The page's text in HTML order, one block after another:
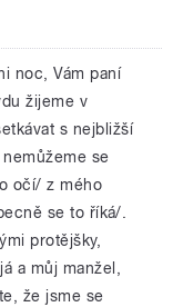
noc, Vám paní
žijeme v
s nejbližší
se
očí/ z mého
se to říká/.
protějšky,
a můj manžel,
že jsme se